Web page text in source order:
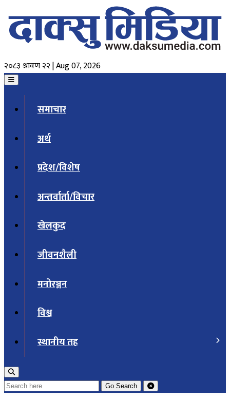
२०८३ श्रावण २२ | Aug 07, 2026
समाचार
अर्थ
प्रदेश/विशेष
अन्तर्वार्ता/विचार
खेलकुद
जीवनशैली
मनोरञ्जन
विश्व
स्थानीय तह
Go Search